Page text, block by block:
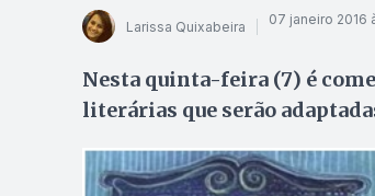
Larissa Quixabeira 07 janeiro 2016
Nesta quinta-feira (7) é
literárias que serão